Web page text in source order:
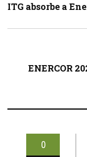
ITG absorbe a
ENERCOR
0